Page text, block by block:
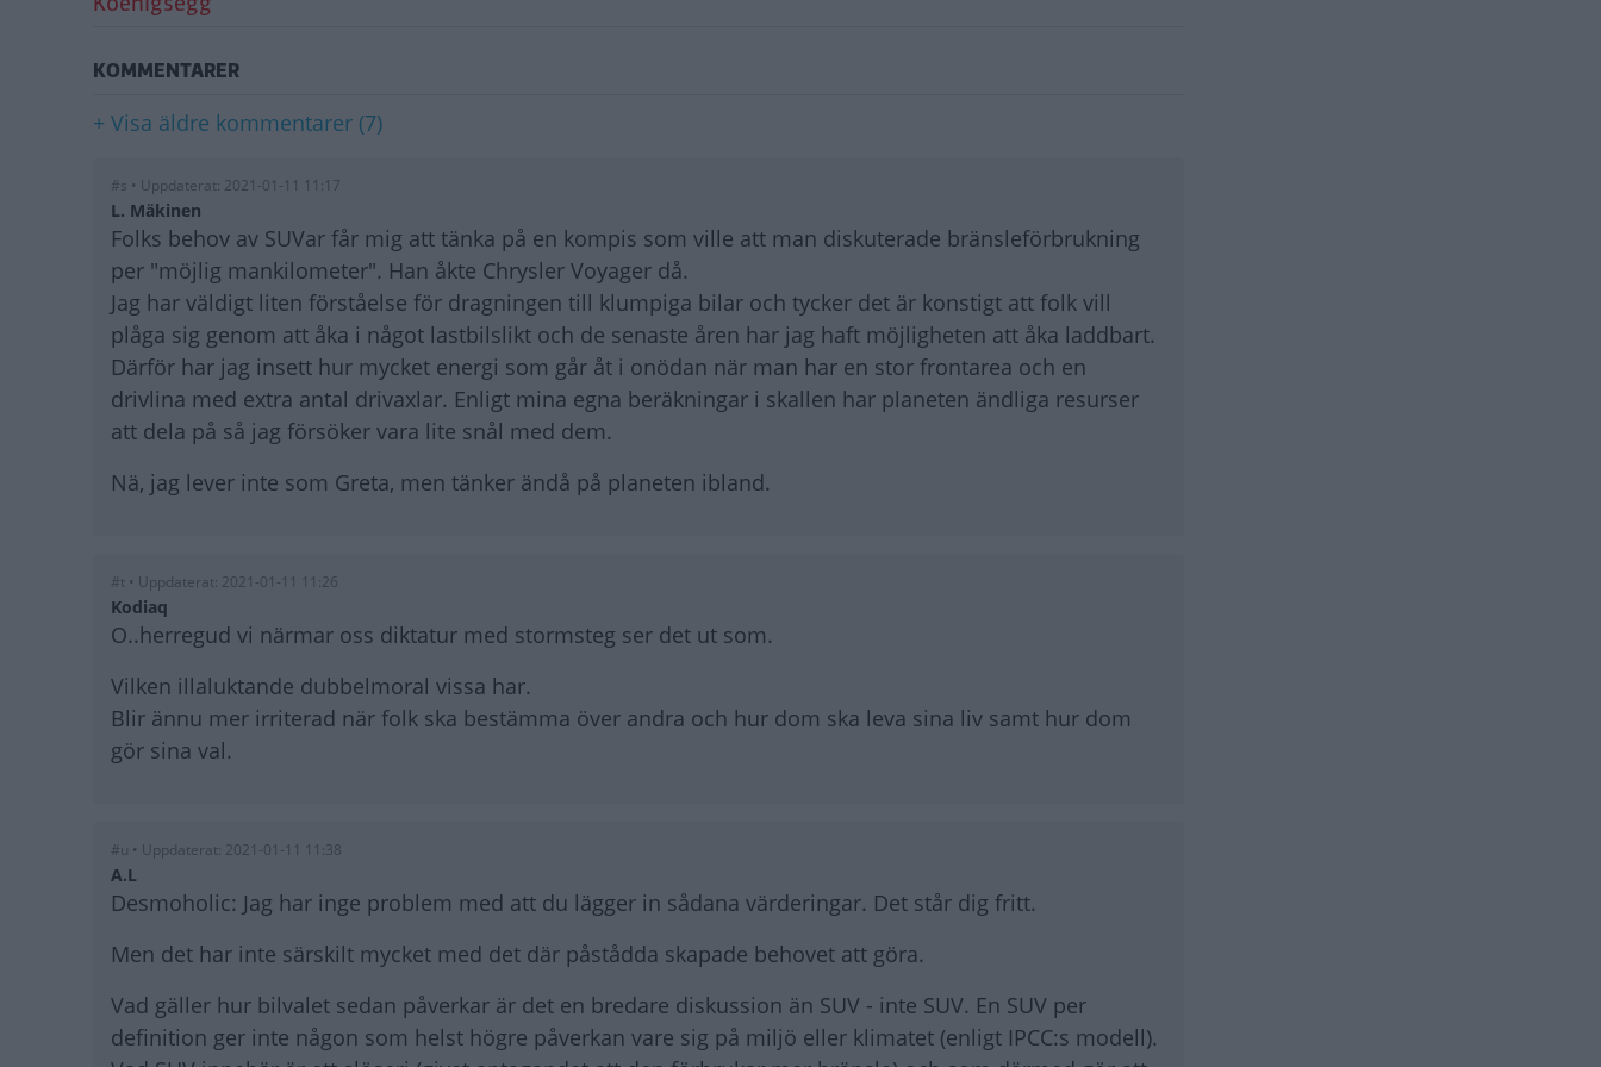
KOMMENTARER
+ Visa äldre kommentarer (7)
#s • Uppdaterat: 2021-01-11 11:17
L. Mäkinen
Folks behov av SUVar får mig att tänka på en kompis som ville att man diskuterade bränsleförbrukning
per "möjlig mankilometer". Han åkte Chrysler Voyager då.
Jag har väldigt liten förståelse för dragningen till klumpiga bilar och tycker det är konstigt att folk vill
plåga sig genom att åka i något lastbilslikt och de senaste åren har jag haft möjligheten att åka laddbart.
Därför har jag insett hur mycket energi som går åt i onödan när man har en stor frontarea och en
drivlina med extra antal drivaxlar. Enligt mina egna beräkningar i skallen har planeten ändliga resurser
att dela på så jag försöker vara lite snål med dem.
Nä, jag lever inte som Greta, men tänker ändå på planeten ibland.
#t • Uppdaterat: 2021-01-11 11:26
Kodiaq
O..herregud vi närmar oss diktatur med stormsteg ser det ut som.
Vilken illaluktande dubbelmoral vissa har.
Blir ännu mer irriterad när folk ska bestämma över andra och hur dom ska leva sina liv samt hur dom
gör sina val.
#u • Uppdaterat: 2021-01-11 11:38
A.L
Desmoholic: Jag har inge problem med att du lägger in sådana värderingar. Det står dig fritt.
Men det har inte särskilt mycket med det där påstådda skapade behovet att göra.
Vad gäller hur bilvalet sedan påverkar är det en bredare diskussion än SUV - inte SUV. En SUV per
definition ger inte någon som helst högre påverkan vare sig på miljö eller klimatet (enligt IPCC:s modell).